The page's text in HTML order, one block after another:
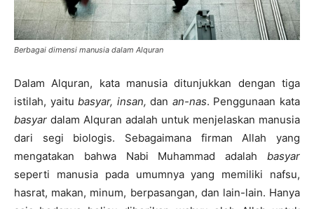
Berbagai dimensi manusia dalam Alquran
Dalam Alquran, kata manusia ditunjukkan dengan tiga
istilah, yaitubasyar, insan,dan an-nas. Penggunaan kata
basyar dalam Alquran adalah untuk menjelaskan manusia
dari segi biologis. Sebagaimana firman Allah yang
mengatakan bahwa Nabi Muhammad adalah basyar
seperti manusia pada umumnya yang memiliki nafsu,
hasrat, makan, minum, berpasangan, dan lain-lain. Hanya